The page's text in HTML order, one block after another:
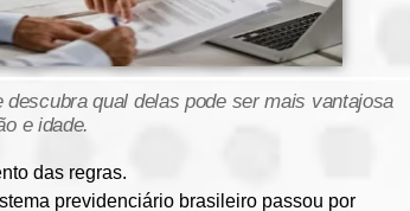
qual delas pode ser mais vantajosa
e idade.
das regras.
previdenciário brasileiro passou por